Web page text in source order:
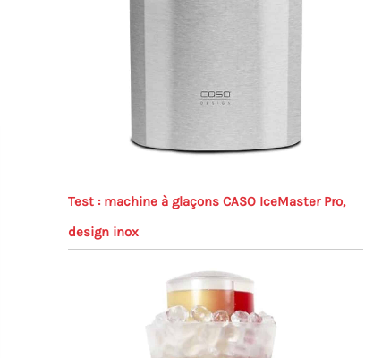
Test : machine à glaçons CASO IceMaster Pro,
design inox